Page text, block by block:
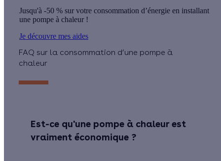
Jusqu'à -50 % sur votre consommation d’énergie en installant
une pompe à chaleur !
Je découvre mes aides
FAQ sur la consommation d’une pompe à
chaleur
Est-ce qu'une pompe à chaleur est
vraiment économique ?